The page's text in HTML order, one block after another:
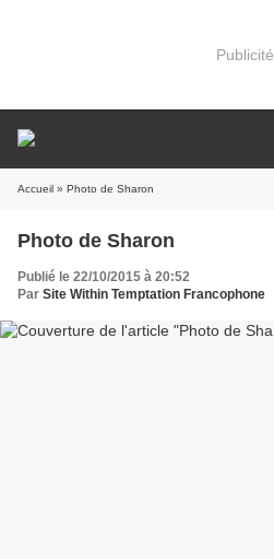
Publicité
Accueil » Photo de Sharon
Photo de Sharon
Publié le 22/10/2015 à 20:52
Par Site Within Temptation Francophone